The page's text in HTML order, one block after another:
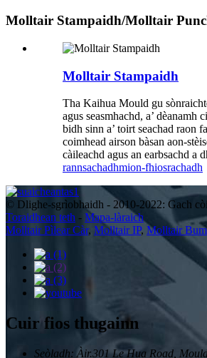
Molltair Stampaidh/Molltair
Molltair Stampaidh
Tha Kaihua Mould gu
agus seasmhachd, a’
bidh sinn a’ toirt seachad raon
coimhead airson bàsan aon-
càileachd agus an earbsachd a
rannsachadhmion-fhiosrachadh
© Dlighe-sgrìobhaidh - 2010-2022: Gach
Toraidhean teth - Mapa-làraich
Molltair Pìlear Càr, Molltair IP, Molltair
Cuir fios thugainn
Seòladh: Àir.301 Le Hua Road,